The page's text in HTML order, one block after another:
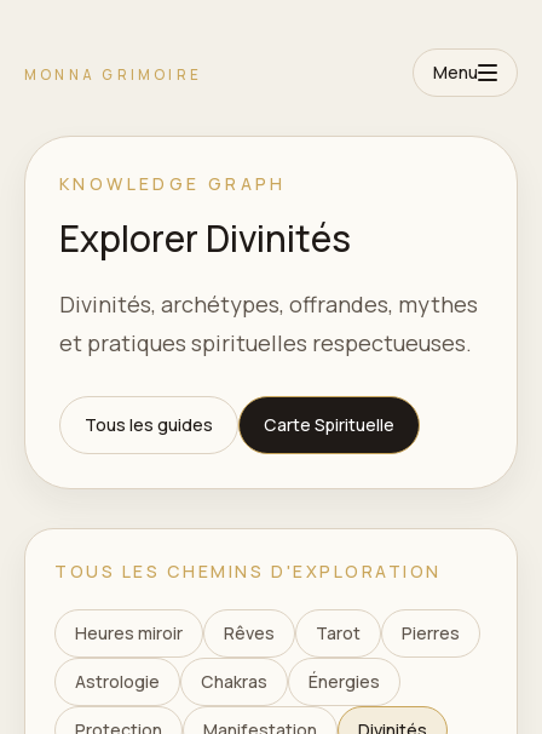
MONNA GRIMOIRE Menu
KNOWLEDGE GRAPH
Explorer Divinités
Divinités, archétypes, offrandes, mythes
et pratiques spirituelles respectueuses.
Tous les guides Carte Spirituelle
TOUS LES CHEMINS D'EXPLORATION
Heures miroir Rêves Tarot Pierres
Astrologie Chakras Énergies